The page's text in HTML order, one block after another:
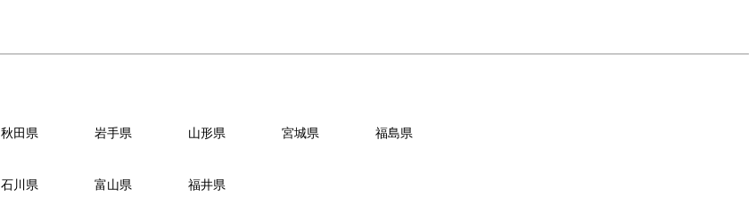
GKパッド・シンガード GKアクセサリー・ボール
秋田県 岩手県 山形県 宮城県 福島県
石川県 富山県 福井県